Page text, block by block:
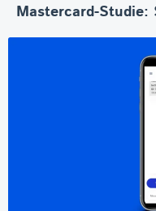
Mastercard-Studie: